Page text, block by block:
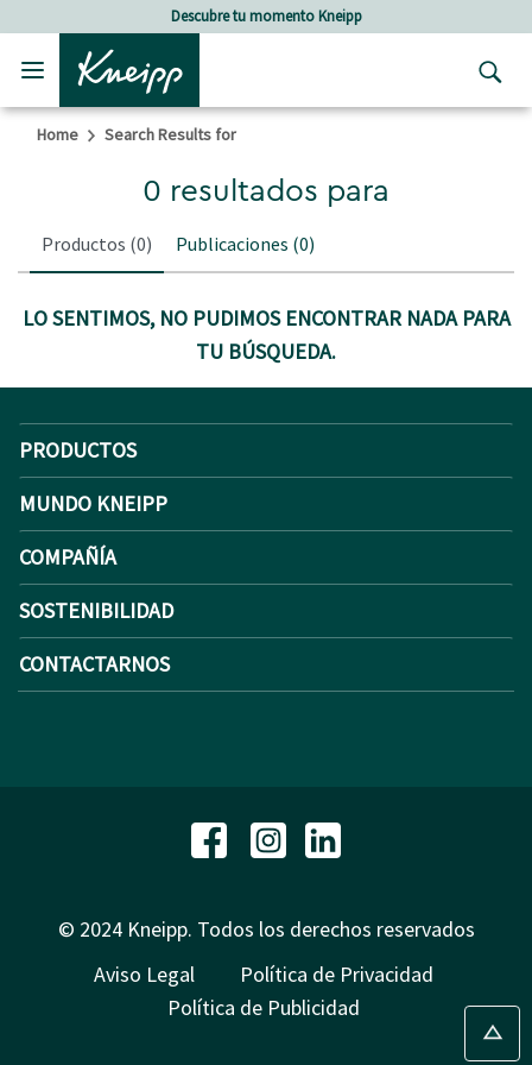
Skip to main content
Skip to footer contentDescubre tu momento Kneipp
Home Search Results for
0 resultados para
Productos (0) Publicaciones (0)
LO SENTIMOS, NO PUDIMOS ENCONTRAR NADA PARA
TU BÚSQUEDA.
PRODUCTOS
MUNDO KNEIPP
COMPAÑÍA
SOSTENIBILIDAD
CONTACTARNOS
© 2024 Kneipp. Todos los derechos reservados
Aviso Legal
Política de Privacidad
Política de Publicidad